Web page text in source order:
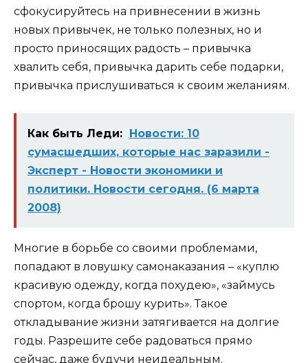
сфокусируйтесь на привнесении в жизнь
новых привычек, не только полезных, но и
просто приносящих радость – привычка
хвалить себя, привычка дарить себе подарки,
привычка прислушиваться к своим желаниям.
Как быть Леди: Новости: 10
сумасшедших, которые нас заразили -
Эксперт - Новости экономики и
политики. Новости сегодня. (6 марта
2008)
Многие в борьбе со своими проблемами,
попадают в ловушку самонаказания – «куплю
красивую одежду, когда похудею», «займусь
спортом, когда брошу курить». Такое
откладывание жизни затягивается на долгие
годы. Разрешите себе радоваться прямо
сейчас, даже будучи неидеальным.